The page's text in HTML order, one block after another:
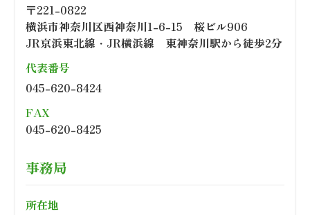
〒221-0822
横浜市神奈川区西神奈川1-6-15 桜ビル906
JR京浜東北線・JR横浜線 東神奈川駅から徒歩2分
代表番号
045-620-8424
FAX
045-620-8425
事務局
所在地